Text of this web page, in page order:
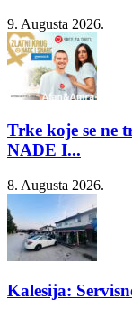
9. Augusta 2026.
Trke koje se ne
NADE I...
8. Augusta 2026.
Kalesija: